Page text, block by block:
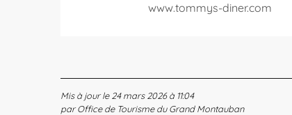
www.tommys-diner.com
Mis à jour le 24 mars 2026 à 11:04
par Office de Tourisme du Grand Montauban